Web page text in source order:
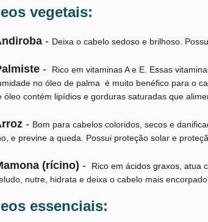
vegetais:
- Deixa o cabelo sedoso e brilhoso.
-
Rico em vitaminas A e E. Essas
no óleo de palma é muito benéfico para o
óleo contém lipídios e gorduras saturadas que
- Bom para cabelos coloridos, secos e
e previne a queda. Possui proteção solar e
(rícino) - Rico em ácidos graxos, atua
nutre, hidrata e deixa o cabelo mais
essenciais: